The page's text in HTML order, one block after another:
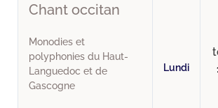
Chant occitan
Monodies et
polyphonies du Haut-
Languedoc et de
Gascogne
Lundi